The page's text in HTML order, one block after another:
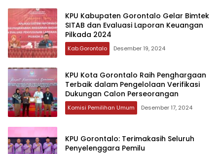
KPU Kabupaten Gorontalo Gelar Bimtek
SITAB dan Evaluasi Laporan Keuangan
Pilkada 2024
Kab.Gorontalo Desember 19, 2024
KPU Kota Gorontalo Raih Penghargaan
Terbaik dalam Pengelolaan Verifikasi
Dukungan Calon Perseorangan
Komisi Pemilihan Umum Desember 17, 2024
KPU Gorontalo: Terimakasih Seluruh
Penyelenggara Pemilu